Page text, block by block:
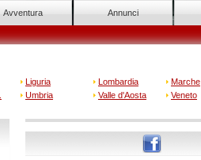
Avventura Annunci
Liguria Lombardia
Marche
Umbria Valle d'Aosta
Veneto